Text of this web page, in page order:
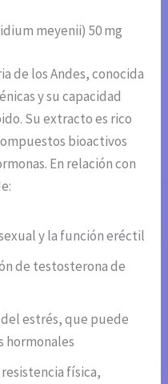
meyenii) 50 mg
de los Andes, conocida
y su capacidad
Su extracto es rico
bioactivos
En relación con
y la función eréctil
de testosterona de
estrés, que puede
hormonales
física,